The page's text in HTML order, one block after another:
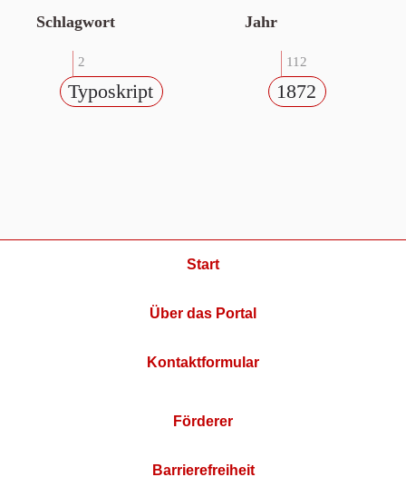
Schlagwort
2
Typoskript
Jahr
112
1872
Start
Über das Portal
Kontaktformular
Förderer
Barrierefreiheit